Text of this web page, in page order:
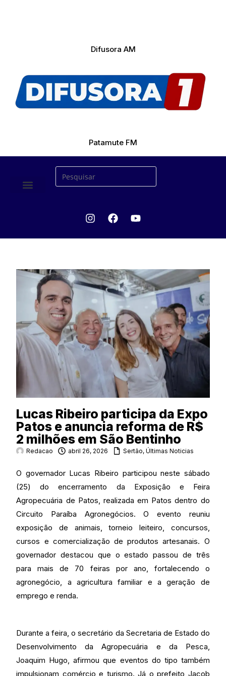
Difusora AM
Patamute FM
Lucas Ribeiro participa da Expo
Patos e anuncia reforma de R$
2 milhões em São Bentinho
Redacao abril 26, 2026 Sertão,Últimas Noticias
O governador Lucas Ribeiro participou neste sábado
(25) do encerramento da Exposição e Feira
Agropecuária de Patos, realizada em Patos dentro do
Circuito Paraíba Agronegócios. O evento reuniu
exposição de animais, torneio leiteiro, concursos,
cursos e comercialização de produtos artesanais. O
governador destacou que o estado passou de três
para mais de 70 feiras por ano, fortalecendo o
agronegócio, a agricultura familiar e a geração de
emprego e renda.
Durante a feira, o secretário da Secretaria de Estado do
Desenvolvimento da Agropecuária e da Pesca,
Joaquim Hugo, afirmou que eventos do tipo também
impulsionam comércio e turismo. Já o prefeito Jacob